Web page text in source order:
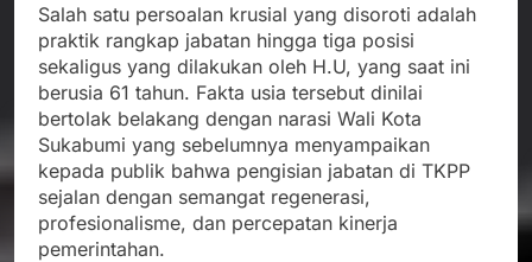
Salah satu persoalan krusial yang disoroti adalah
praktik rangkap jabatan hingga tiga posisi
sekaligus yang dilakukan oleh H.U, yang saat ini
berusia 61 tahun. Fakta usia tersebut dinilai
bertolak belakang dengan narasi Wali Kota
Sukabumi yang sebelumnya menyampaikan
kepada publik bahwa pengisian jabatan di TKPP
sejalan dengan semangat regenerasi,
profesionalisme, dan percepatan kinerja
pemerintahan.